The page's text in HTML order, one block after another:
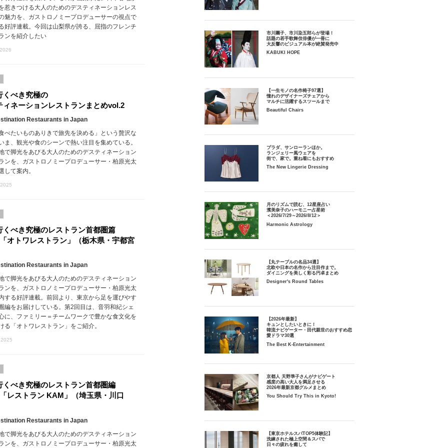
惹きつける大人のためのデスティネーションレス
魅力を、ガストロノミープロデューサーの視点で
好評連載。今回は山梨県が誇る、屈指のフレンチ
ンを紹介したい
くべき究極の
ィネーションレストランまとめvol.2
Restaurants in Japan
べたいものありきで旅先を決める」という贅沢な
ま、観光や食のシーンで熱い注目を集めている。
で脚光をあびる大人のためのデスティネーション
ンを、ガストロノミープロデューサー・柏原光太
して案内。
くべき究極のレストラン首都圏篇
オトワレストラン」（栃木県・宇都宮
Restaurants in Japan
で脚光をあびる大人のためのデスティネーション
ンを、ガストロノミープロデューサー・柏原光太
する好評連載。前回より、東京から足を運びやす
編をお届けしている。第2回目は、音羽和紀シェ
に、ファミリー＝チームワークで豊かな食文化を
る「オトワレストラン」をご紹介。
くべき究極のレストラン首都圏編
レストラン KAM」（埼玉県・川口
Restaurants in Japan
で脚光をあびる大人のためのデスティネーション
ンを、ガストロノミープロデューサー・柏原光太
市川團子、市川染五郎らが登場！
話題の若手歌舞伎俳優が一冊に
大反響のビジュアル本が絶賛発売中
KABUKI HOPE
【一生モノの名作椅子97選】
憧れのデザイナーズチェアから
マルチに活躍するスツールまで
Beautiful Chairs
プラダ、サンローランほか。
ランジェリー風ウェアを
街で、家で。重ね着にもおすすめ
The New Lingerie Dressing
月のリズムで読む、12星座占い
濱美奈子のハーモニー占星術
＜2026/7/29～2026/8/12＞
Harmonic Astrology
【丸テーブルの名品34選】
北欧や日本の名作から注目作まで。
ダイニングを美しく彩る円卓まとめ
Designer's Round Tables
【2026年最新】
キュンとしたいときに！
韓流ナビゲーター・田代親世のおすすめ恋
愛ドラマ30選
The Best K-Entertainment
京都人 天野準子さんがナビゲート
感度の高い大人を満足させる
2026年最新京都グルメまとめ
You Should Try This in Kyoto!
【東京ホテルスパTOP5体験記】
洗練された極上空間＆スパで
日々の疲れを癒して